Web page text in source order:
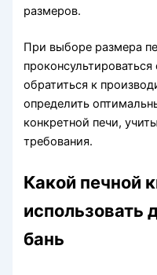
размеров.
При выборе размера
обратиться к
определить
конкретной печи,
требования.
Какой печной
использовать
бань